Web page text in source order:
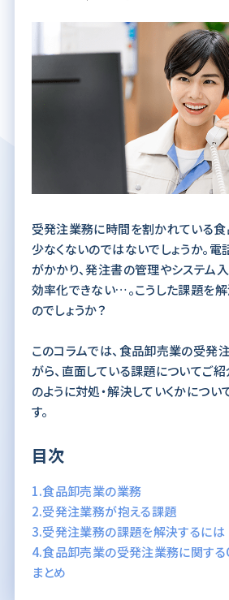
受発注業務に時間を割かれている
少なくないのではないでしょうか。
がかかり、発注書の管理やシステム
効率化できない…。こうした課題を
のでしょうか？
このコラムでは、食品卸売業の受発
がら、直面している課題についてご紹
のように対処・解決していくかにつ
す。
目次
1.食品卸売業の業務
2.受発注業務が抱える課題
3.受発注業務の課題を解決するには
4.食品卸売業の受発注業務に関す
まとめ